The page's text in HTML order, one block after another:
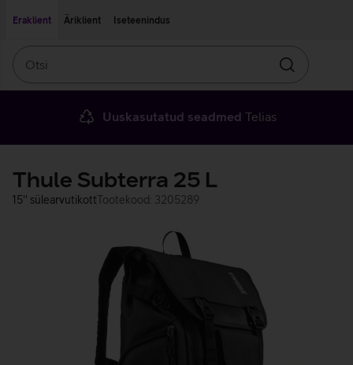
Eraklient
Äriklient Iseteenindus
Otsin
Uuskasutatud seadmed Telias
Thule Subterra 25 L
15'' sülearvutikottTootekood: 3205289